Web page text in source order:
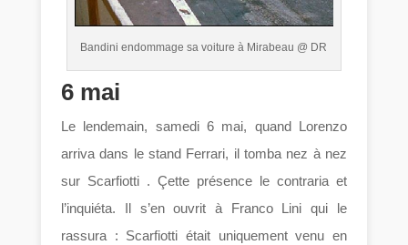
Bandini endommage sa voiture à Mirabeau @ DR
6 mai
Le lendemain, samedi 6 mai, quand Lorenzo
arriva dans le stand Ferrari, il tomba nez à nez
sur Scarfiotti . Çette présence le contraria et
l’inquiéta. Il s’en ouvrit à Franco Lini qui le
rassura : Scarfiotti était uniquement venu en